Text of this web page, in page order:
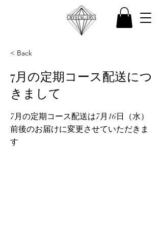
< Back
7月の定期コース配送につ
きまして
7月の定期コース配送は7月16日（水）
前後のお届けに変更させていただきま
す